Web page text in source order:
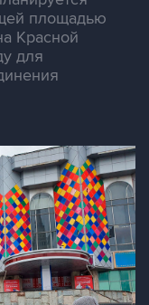
площадью
Красной
для